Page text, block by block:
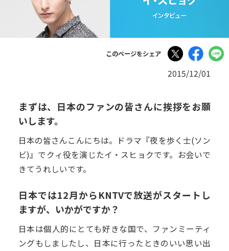
このページをシェア Tweet
2015/12/01
まずは、日本のファンの皆さんに挨拶をお願
いします。
日本の皆さんこんにちは。ドラマ『夜を歩く士(ソン
ビ)』でクィ役を演じたイ・スヒョクです。お会いで
きてうれしいです。
日本では12月からKNTVで放送がスタートし
ますが、いかがですか？
日本は個人的にとても好きな国で、ファンミーティ
ングもしましたし、日本に行ったときのいい思い出